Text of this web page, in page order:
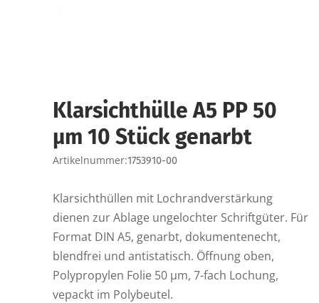
Klarsichthülle A5 PP 50
µm 10 Stück genarbt
Artikelnummer:1753910-00
Klarsichthüllen mit Lochrandverstärkung
dienen zur Ablage ungelochter Schriftgüter. Für
Format DIN A5, genarbt, dokumentenecht,
blendfrei und antistatisch. Öffnung oben,
Polypropylen Folie 50 µm, 7-fach Lochung,
vepackt im Polybeutel.